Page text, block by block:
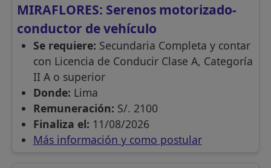
MIRAFLORES: Serenos motorizado-
conductor de vehículo
Se requiere: Secundaria Completa y contar
con Licencia de Conducir Clase A, Categoría
II A o superior
Donde: Lima
Remuneración: S/. 2100
Finaliza el: 11/08/2026
Más información y como postular